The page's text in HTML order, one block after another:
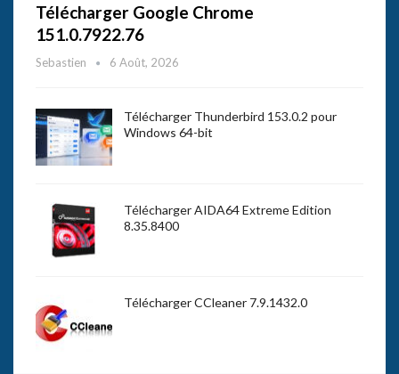
Télécharger Google Chrome
151.0.7922.76
Sebastien 6 Août, 2026
Télécharger Thunderbird 153.0.2 pour
Windows 64-bit
Télécharger AIDA64 Extreme Edition
8.35.8400
Télécharger CCleaner 7.9.1432.0